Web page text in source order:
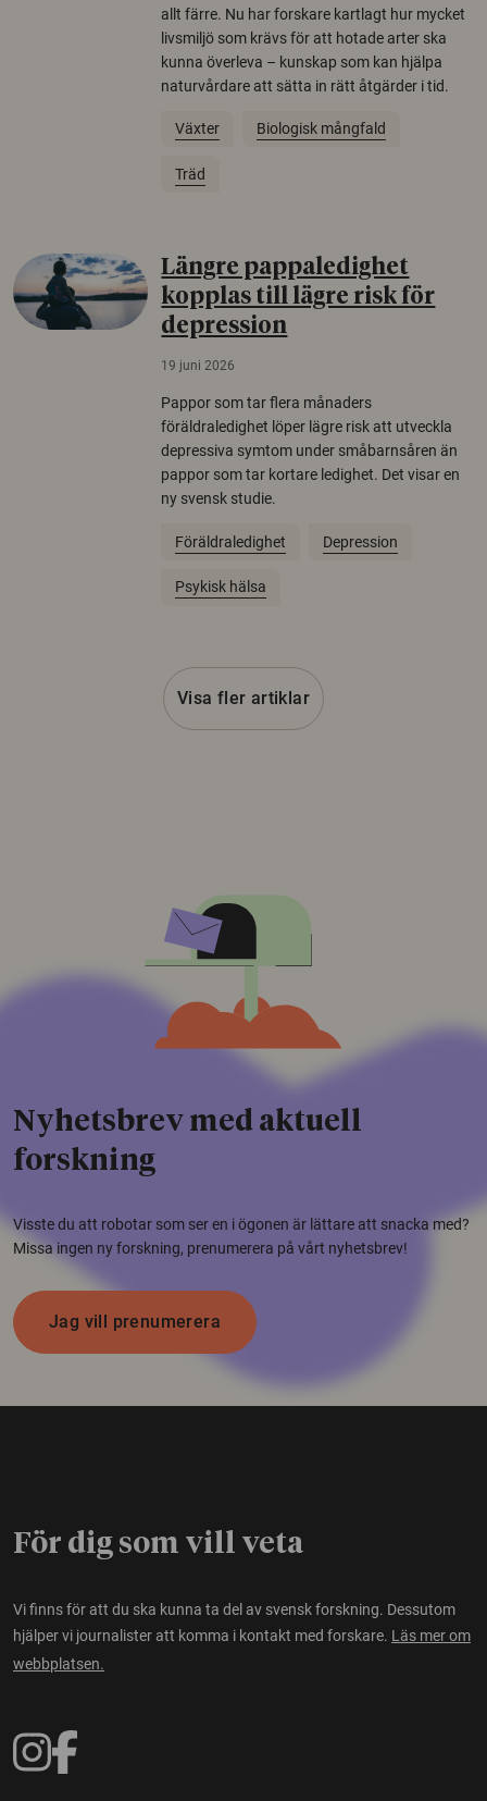
allt färre. Nu har forskare kartlagt hur mycket
livsmiljö som krävs för att hotade arter ska
kunna överleva – kunskap som kan hjälpa
naturvårdare att sätta in rätt åtgärder i tid.
Växter Biologisk mångfald
Träd
Längre pappaledighet
kopplas till lägre risk för
depression
19 juni 2026
Pappor som tar flera månaders
föräldraledighet löper lägre risk att utveckla
depressiva symtom under småbarnsåren än
pappor som tar kortare ledighet. Det visar en
ny svensk studie.
Föräldraledighet Depression
Psykisk hälsa
Visa fler artiklar
Nyhetsbrev med aktuell
forskning
Visste du att robotar som ser en i ögonen är lättare att snacka med?
Missa ingen ny forskning, prenumerera på vårt nyhetsbrev!
Jag vill prenumerera
För dig som vill veta
Vi finns för att du ska kunna ta del av svensk forskning. Dessutom
hjälper vi journalister att komma i kontakt med forskare. Läs mer om
webbplatsen.